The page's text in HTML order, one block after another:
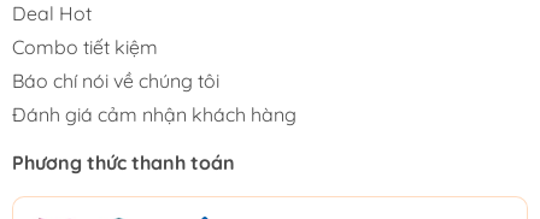
Deal Hot
Combo tiết kiệm
Báo chí nói về chúng tôi
Đánh giá cảm nhận khách hàng
Phương thức thanh toán